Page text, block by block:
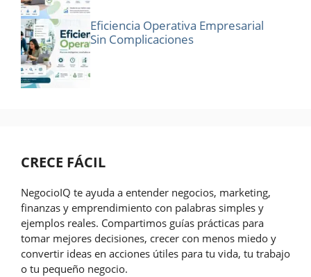
Eficiencia Operativa Empresarial
Sin Complicaciones
CRECE FÁCIL
NegocioIQ te ayuda a entender negocios, marketing,
finanzas y emprendimiento con palabras simples y
ejemplos reales. Compartimos guías prácticas para
tomar mejores decisiones, crecer con menos miedo y
convertir ideas en acciones útiles para tu vida, tu trabajo
o tu pequeño negocio.